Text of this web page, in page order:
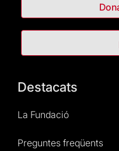
Destacats
La Fundació
Preguntes freqüents